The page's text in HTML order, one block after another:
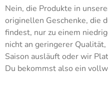
Nein, die Produkte in
originellen Geschenke, die
findest, nur zu einem
nicht an geringerer
Saison ausläuft oder wir
Du bekommst also ein